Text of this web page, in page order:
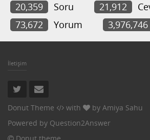
20,359 Soru 21,912
73,672
Yorum 3,976,746
İletişim
Donut Theme with by Amiya Sahu
Powered by Question2Answer